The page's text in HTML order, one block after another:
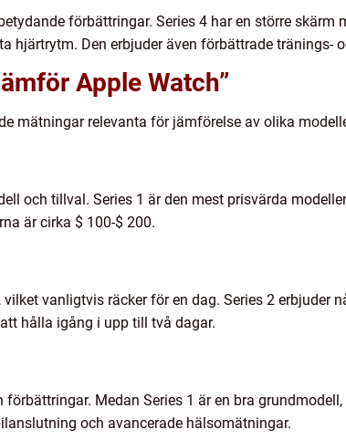
förbättringar. Series 4 har en större skärm
hjärtrytm. Den erbjuder även förbättrade tränings-
Apple Watch”
mätningar relevanta för jämförelse av olika
och tillval. Series 1 är den mest prisvärda
är cirka $ 100-$ 200.
vanligtvis räcker för en dag. Series 2 erbjuder
hålla igång i upp till två dagar.
Medan Series 1 är en bra grundmodell,
och avancerade hälsomätningar.